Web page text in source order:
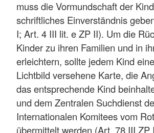
muss die Vormundschaft der
schriftliches Einverständnis
I; Art. 4 III lit. e ZP II). Um die
Kinder zu ihren Familien und in
erleichtern, sollte jedem Kind
Lichtbild versehene Karte, die
das entsprechende Kind
und dem Zentralen Suchdienst
Internationalen Komitees vom
übermittelt werden (Art. 78 III ZP